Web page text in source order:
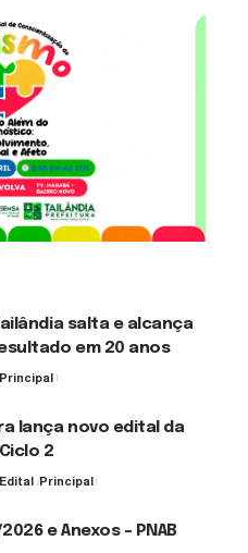
salta e alcança
em 20 anos
lança novo edital da
2
Principal
e Anexos – PNAB